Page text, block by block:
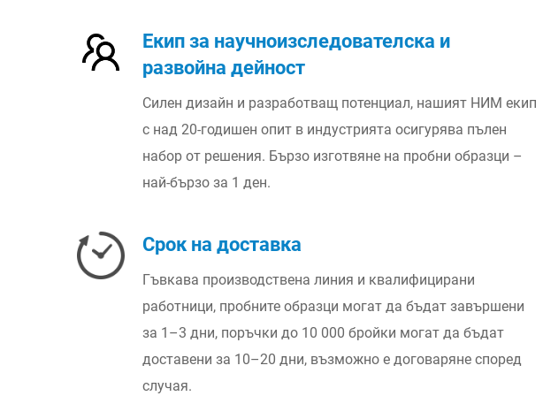
Екип за научноизследователска и
развойна дейност
Силен дизайн и разработващ потенциал, нашият НИМ екип
с над 20-годишен опит в индустрията осигурява пълен
набор от решения. Бързо изготвяне на пробни образци –
най-бързо за 1 ден.
Срок на доставка
Гъвкава производствена линия и квалифицирани
работници, пробните образци могат да бъдат завършени
за 1–3 дни, поръчки до 10 000 бройки могат да бъдат
доставени за 10–20 дни, възможно е договаряне според
случая.